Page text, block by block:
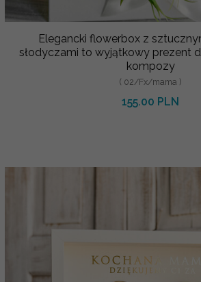
Elegancki flowerbox z
słodyczami to wyjątkowy prezent
kompozy
( 02/Fx/mama )
155.00 PLN